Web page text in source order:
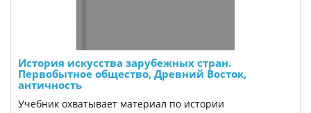
История искусства зарубежных стран.
Первобытное общество, Древний Восток,
античность
Учебник охватывает материал по истории